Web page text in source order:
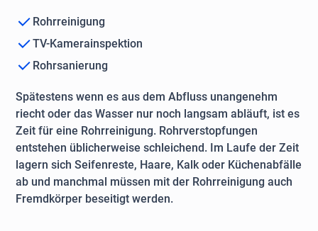
Rohrreinigung
TV-Kamerainspektion
Rohrsanierung
Spätestens wenn es aus dem Abfluss unangenehm
riecht oder das Wasser nur noch langsam abläuft, ist es
Zeit für eine Rohrreinigung. Rohrverstopfungen
entstehen üblicherweise schleichend. Im Laufe der Zeit
lagern sich Seifenreste, Haare, Kalk oder Küchenabfälle
ab und manchmal müssen mit der Rohrreinigung auch
Fremdkörper beseitigt werden.